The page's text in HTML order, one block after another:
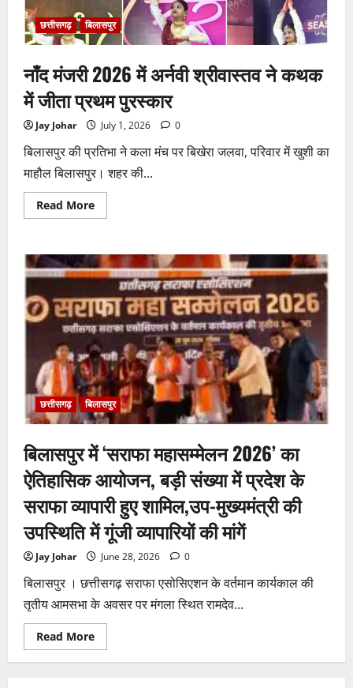
हो
रहा
खेल,
अफसरों
मिलीभगत
से
रहा
करोड़ों
का
टेंडर,
सरकार
तक
पहुंची
बात
छत्तीसगढ़ बिलासपुर
नाँद मंजरी 2026 में अर्नवी श्रीवास्तव ने कथक
में जीता प्रथम पुरस्कार
Jay Johar July 1, 2026 0
बिलासपुर की प्रतिभा ने कला मंच पर बिखेरा जलवा, परिवार में खुशी का
माहौल बिलासपुर। शहर की...
Read MoreRead
more
2026
में
अर्नवी
श्रीवास्तव
ने
कथक
में
जीता
प्रथम
पुरस्कार
छत्तीसगढ़ बिलासपुर
बिलासपुर में ‘सराफा महासम्मेलन 2026’ का
ऐतिहासिक आयोजन, बड़ी संख्या में प्रदेश के
सराफा व्यापारी हुए शामिल,उप-मुख्यमंत्री की
उपस्थिति में गूंजी व्यापारियों की मांगें
Jay Johar June 28, 2026 0
बिलासपुर । छत्तीसगढ़ सराफा एसोसिएशन के वर्तमान कार्यकाल की
तृतीय आमसभा के अवसर पर मंगला स्थित रामदेव...
Read MoreRead
more